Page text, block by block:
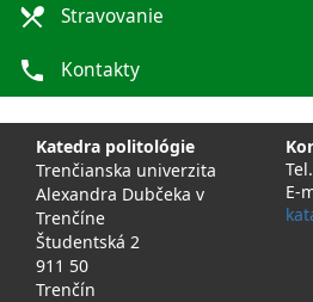
local_dining Stravovanie
phone Kontakty
Katedra politológie
Trenčianska univerzita
Alexandra Dubčeka v
Trenčíne
Študentská 2
911 50
Trenčín
E-